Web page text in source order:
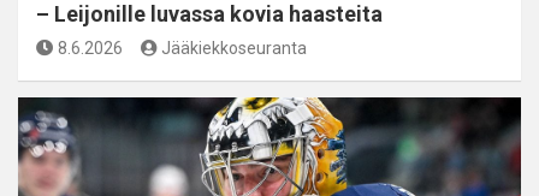
– Leijonille luvassa kovia haasteita
8.6.2026 Jääkiekkoseuranta